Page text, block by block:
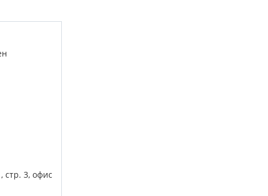
стр. 3, офис